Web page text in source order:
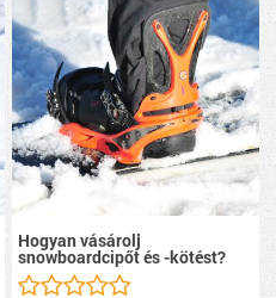
Hogyan vásárolj
snowboardcipőt és -kötést?